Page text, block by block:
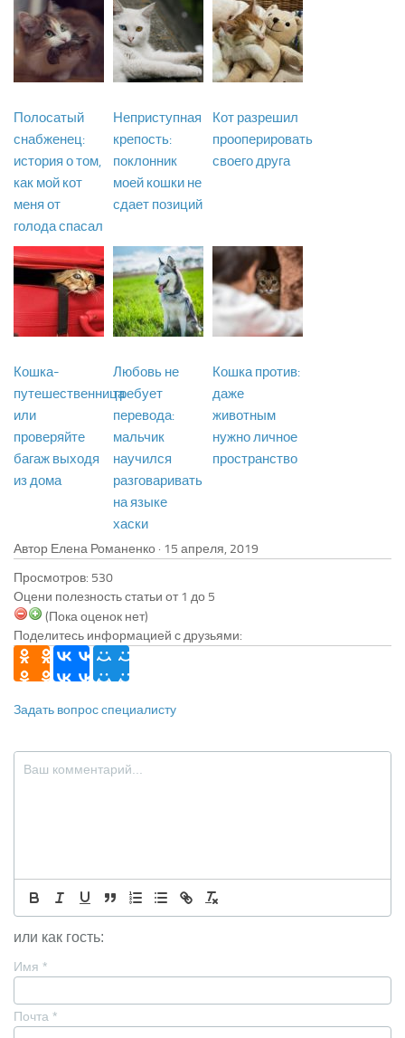
Полосатый
снабженец:
история о том,
как мой кот
меня от
голода спасал
Неприступная
крепость:
поклонник
моей кошки не
сдает позиций
Кот разрешил
прооперировать
своего друга
Кошка-
путешественница
или
проверяйте
багаж выходя
из дома
Любовь не
требует
перевода:
мальчик
научился
разговаривать
на языке
хаски
Кошка против:
даже
животным
нужно личное
пространство
Автор Елена Романенко ·
Просмотров: 530
Оцени полезность статьи от 1 до 5
(Пока оценок нет)
Поделитесь информацией с друзьями:
Задать вопрос специалисту
или как гость:
Имя *
Почта *